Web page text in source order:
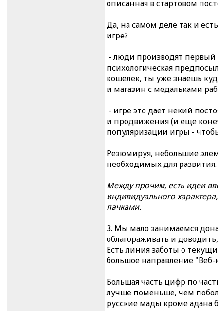
описанная в стартовом
Да, на самом деле так и
игре?
- люди производят первый
психологическая
кошелек, ты уже знаешь
и магазин с медальками
- игре это дает некий
и продвижения (и еще
популяризации игры -
Резюмируя, небольшие
необходимых для развития.
Между прочим, есть идеи
индивидуального
пачками.
3. Мы мало занимаемся
облагораживать и
Есть линия заботы о
большое направление "Веб-
Большая часть цифр по
лучше поменьше, чем
русские мады кроме адана